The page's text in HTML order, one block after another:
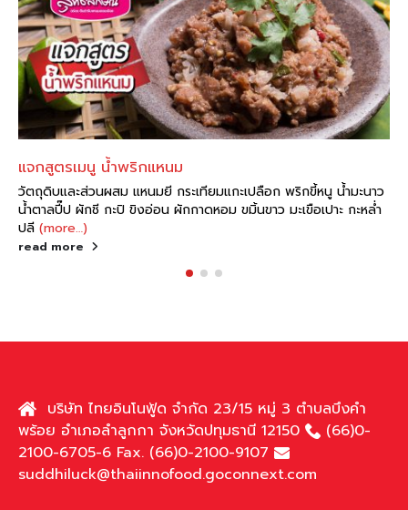
แจกสูตรเมนู น้ำพริกแหนม
วัตถุดิบและส่วนผสม แหนมยี กระเทียมแกะเปลือก พริกขี้หนู น้ำมะนาว
น้ำตาลปี๊ป ผักชี กะปิ ขิงอ่อน ผักกาดหอม ขมิ้นขาว มะเขือเปาะ กะหล่ำ
ปลี (more…)
read more
บริษัท ไทยอินโนฟู้ด จำกัด 23/15 หมู่ 3 ตำบลบึงคำ
พร้อย อำเภอลำลูกกา จังหวัดปทุมธานี 12150
(66)0-
2100-6705-6 Fax. (66)0-2100-9107
suddhiluck@thaiinnofood.goconnext.com